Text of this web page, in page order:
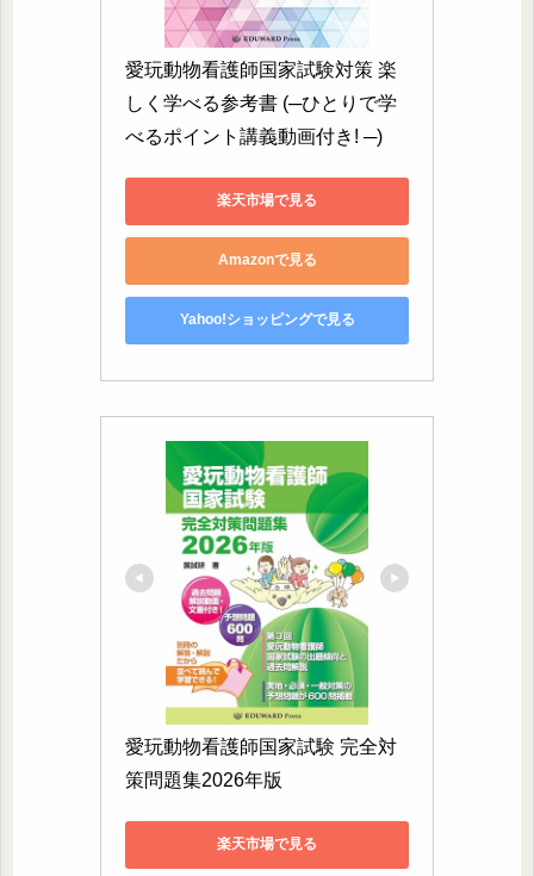
愛玩動物看護師国家試験対策 楽
しく学べる参考書 (─ひとりで学
べるポイント講義動画付き! ─)
楽天市場で見る
Amazonで見る
Yahoo!ショッピングで見る
愛玩動物看護師国家試験 完全対
策問題集2026年版
楽天市場で見る